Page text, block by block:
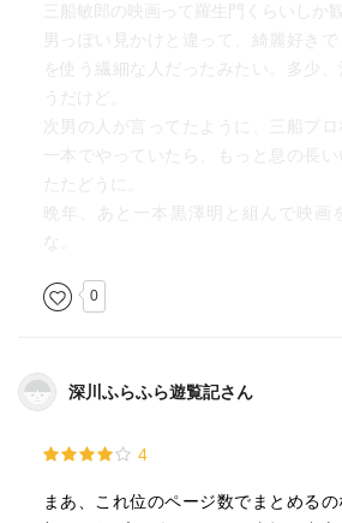
三船敏郎の映画って羅生門くらいしか
男っぽい見かけと違って、綺麗好きで
を使う繊細な人だったみたい。多少、
うだけど。
次男の人が言ってたように、三船プロ
一本でやっていたら、もっと息の長い
たたどうに。
晩年、あと一本黒澤明と組んで映画
な。
0
深川ふらふら遊覧記さん
4
まあ、これ位のページ数でまとめる